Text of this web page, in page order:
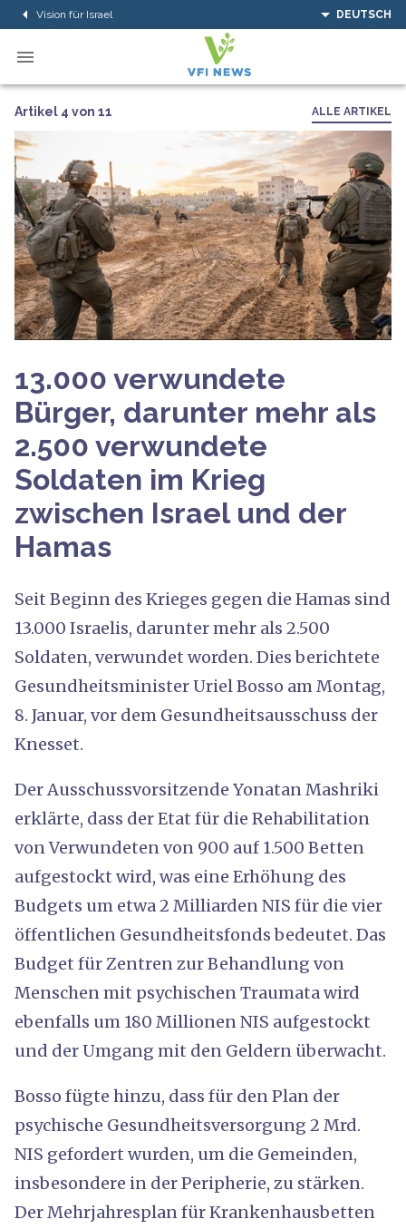
Vision für Israel DEUTSCH
Artikel 4 von 11 ALLE ARTIKEL
13.000 verwundete
Bürger, darunter mehr als
2.500 verwundete
Soldaten im Krieg
zwischen Israel und der
Hamas
Seit Beginn des Krieges gegen die Hamas sind
13.000 Israelis, darunter mehr als 2.500
Soldaten, verwundet worden. Dies berichtete
Gesundheitsminister Uriel Bosso am Montag,
8. Januar, vor dem Gesundheitsausschuss der
Knesset.
Der Ausschussvorsitzende Yonatan Mashriki
erklärte, dass der Etat für die Rehabilitation
von Verwundeten von 900 auf 1.500 Betten
aufgestockt wird, was eine Erhöhung des
Budgets um etwa 2 Milliarden NIS für die vier
öffentlichen Gesundheitsfonds bedeutet. Das
Budget für Zentren zur Behandlung von
Menschen mit psychischen Traumata wird
ebenfalls um 180 Millionen NIS aufgestockt
und der Umgang mit den Geldern überwacht.
Bosso fügte hinzu, dass für den Plan der
psychische Gesundheitsversorgung 2 Mrd.
NIS gefordert wurden, um die Gemeinden,
insbesondere in der Peripherie, zu stärken.
Der Mehrjahresplan für Krankenhausbetten